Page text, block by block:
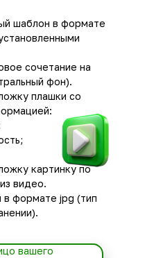
вашего
шаблон в формате
сочетание на
фон).
плашки со
картинку по
видео.
в формате jpg (тип